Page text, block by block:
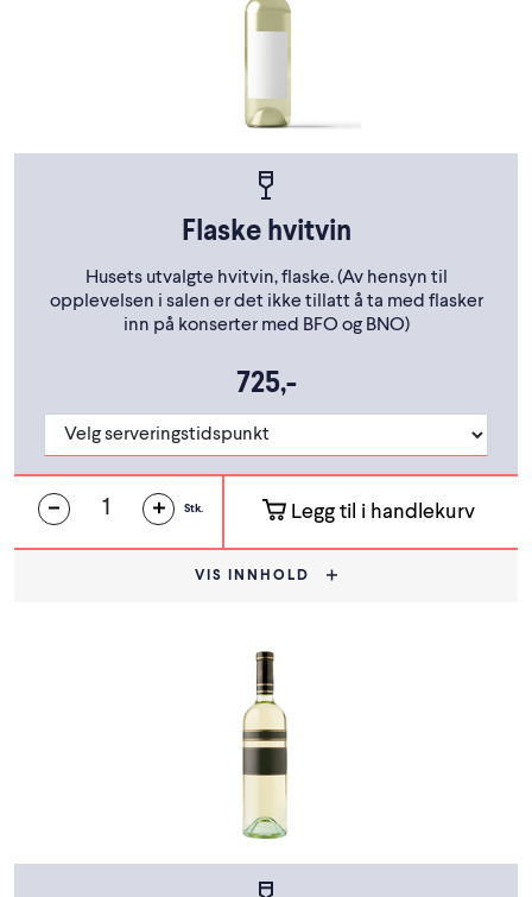
Flaske hvitvin
Husets utvalgte hvitvin, flaske. (Av hensyn til
opplevelsen i salen er det ikke tillatt å ta med flasker
inn på konserter med BFO og BNO)
725,-
Stk. Legg til i handlekurv
VIS INNHOLD